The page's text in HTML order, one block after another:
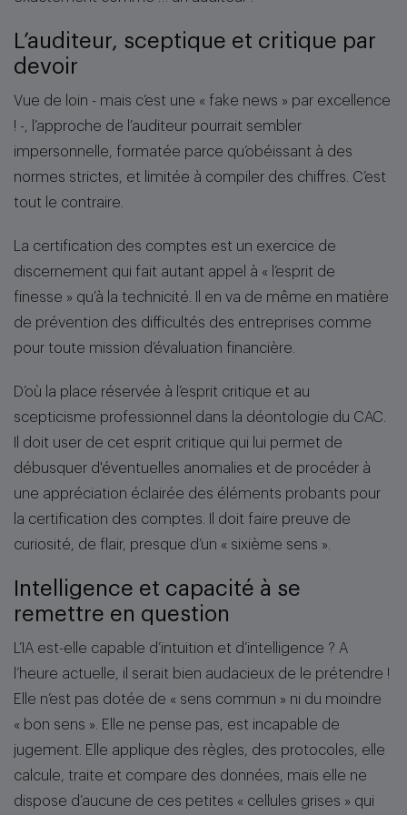
L’auditeur, sceptique et critique par
devoir
Vue de loin - mais c’est une « fake news » par excellence
! -, l’approche de l’auditeur pourrait sembler
impersonnelle, formatée parce qu’obéissant à des
normes strictes, et limitée à compiler des chiffres. C’est
tout le contraire.
La certification des comptes est un exercice de
discernement qui fait autant appel à « l’esprit de
finesse » qu’à la technicité. Il en va de même en matière
de prévention des difficultés des entreprises comme
pour toute mission d’évaluation financière.
D’où la place réservée à l’esprit critique et au
scepticisme professionnel dans la déontologie du CAC.
Il doit user de cet esprit critique qui lui permet de
débusquer d'éventuelles anomalies et de procéder à
une appréciation éclairée des éléments probants pour
la certification des comptes. Il doit faire preuve de
curiosité, de flair, presque d’un « sixième sens ».
Intelligence et capacité à se
remettre en question
L’IA est-elle capable d’intuition et d’intelligence ? A
l’heure actuelle, il serait bien audacieux de le prétendre !
Elle n’est pas dotée de « sens commun » ni du moindre
« bon sens ». Elle ne pense pas, est incapable de
jugement. Elle applique des règles, des protocoles, elle
calcule, traite et compare des données, mais elle ne
dispose d’aucune de ces petites « cellules grises » qui